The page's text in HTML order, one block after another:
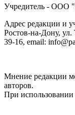
Учредитель - ООО
Адрес редакции и
Ростов-на-Дону,
39-16, email:
Мнение редакции
авторов.
При использовании